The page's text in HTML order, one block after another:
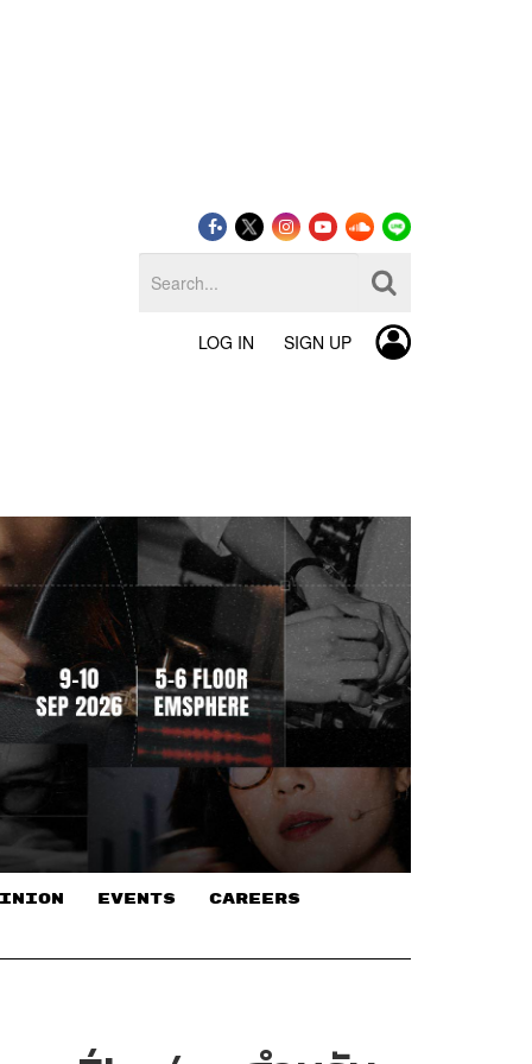
LOG IN SIGN UP
EVENTS CAREERS